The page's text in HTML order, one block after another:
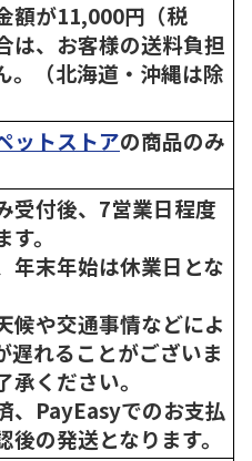
額が11,000円（税
は、お客様の送料負担
。（北海道・沖縄は除
ットストアの商品のみ
受付後、7営業日程度
。
年末年始は休業日とな
候や交通事情などによ
遅れることがございま
ください。
、PayEasyでのお支払
後の発送となります。